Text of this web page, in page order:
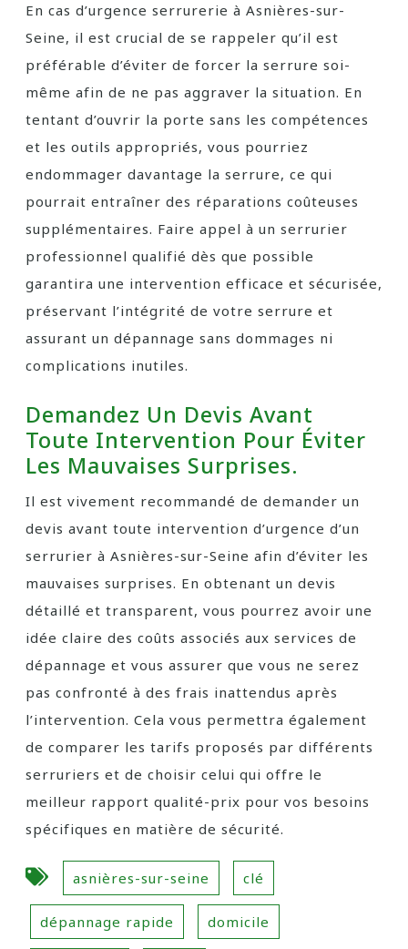
En cas d’urgence serrurerie à Asnières-sur-
Seine, il est crucial de se rappeler qu’il est
préférable d’éviter de forcer la serrure soi-
même afin de ne pas aggraver la situation. En
tentant d’ouvrir la porte sans les compétences
et les outils appropriés, vous pourriez
endommager davantage la serrure, ce qui
pourrait entraîner des réparations coûteuses
supplémentaires. Faire appel à un serrurier
professionnel qualifié dès que possible
garantira une intervention efficace et sécurisée,
préservant l’intégrité de votre serrure et
assurant un dépannage sans dommages ni
complications inutiles.
Demandez Un Devis Avant
Toute Intervention Pour Éviter
Les Mauvaises Surprises.
Il est vivement recommandé de demander un
devis avant toute intervention d’urgence d’un
serrurier à Asnières-sur-Seine afin d’éviter les
mauvaises surprises. En obtenant un devis
détaillé et transparent, vous pourrez avoir une
idée claire des coûts associés aux services de
dépannage et vous assurer que vous ne serez
pas confronté à des frais inattendus après
l’intervention. Cela vous permettra également
de comparer les tarifs proposés par différents
serruriers et de choisir celui qui offre le
meilleur rapport qualité-prix pour vos besoins
spécifiques en matière de sécurité.
asnières-sur-seine clé
dépannage rapide domicile